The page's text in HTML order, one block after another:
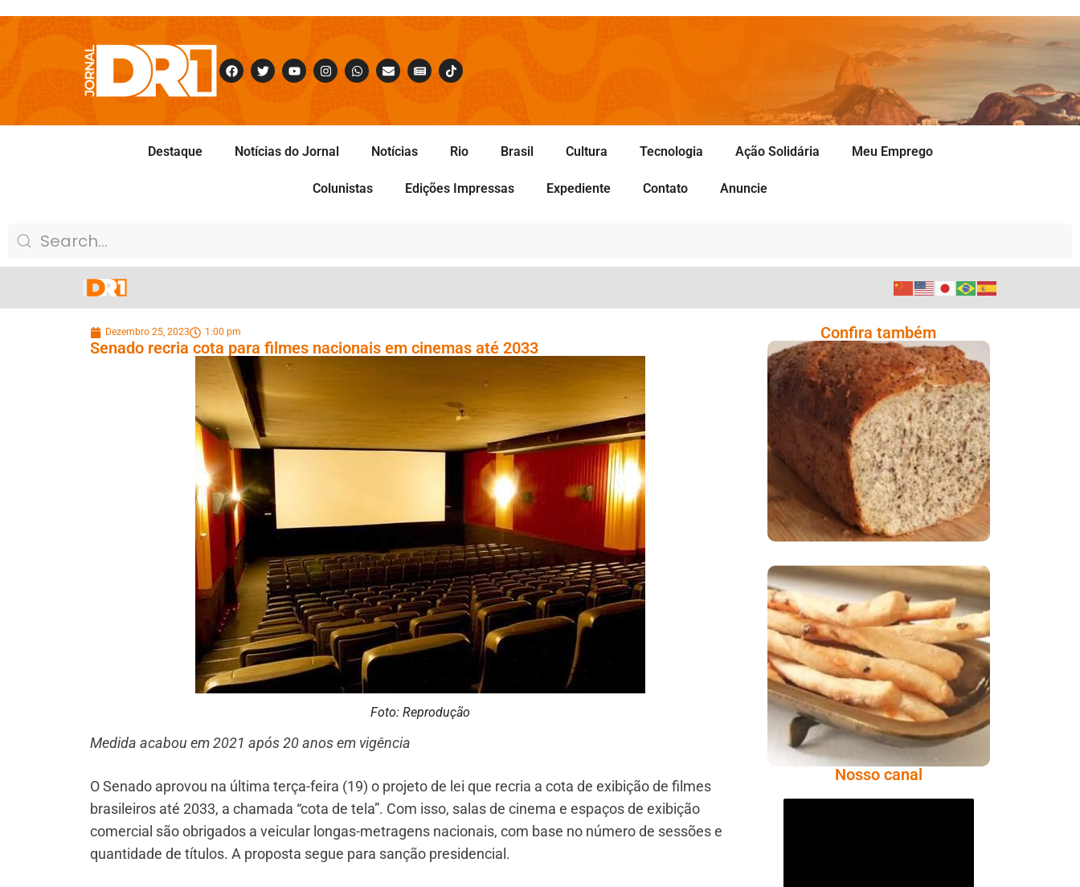
Destaque Notícias do Jornal Notícias Rio Brasil Cultura Tecnologia Ação Solidária Meu Emprego
Colunistas Edições Impressas Expediente Contato Anuncie
Dezembro 25, 2023 1:00 pm
Senado recria cota para filmes nacionais em cinemas até 2033
Foto: Reprodução
Medida acabou em 2021 após 20 anos em vigência
O Senado aprovou na última terça-feira (19) o projeto de lei que recria a cota de exibição de filmes
brasileiros até 2033, a chamada “cota de tela”. Com isso, salas de cinema e espaços de exibição
comercial são obrigados a veicular longas-metragens nacionais, com base no número de sessões e
quantidade de títulos. A proposta segue para sanção presidencial.
Confira também
Comer Bem: Pão Low
Carb
Comer Bem:
Palitinhos De Cebola
E Salsa
Nosso canal